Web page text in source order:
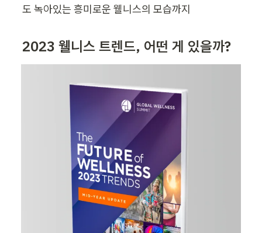
도 녹아있는 흥미로운 웰니스의 모습까지
2023 웰니스 트렌드, 어떤 게 있을까?